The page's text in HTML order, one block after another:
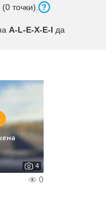
(0 точки).
A-L-E-X-E-I да
4
0